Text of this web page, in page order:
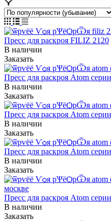
Пресс для раскроя FILIZ 2120
В наличии
Заказать
Пресс для раскроя Atom
В наличии
Заказать
Пресс для раскроя Atom
В наличии
Заказать
Пресс для раскроя Atom
В наличии
Заказать
Пресс для раскроя Atom
В наличии
Заказать